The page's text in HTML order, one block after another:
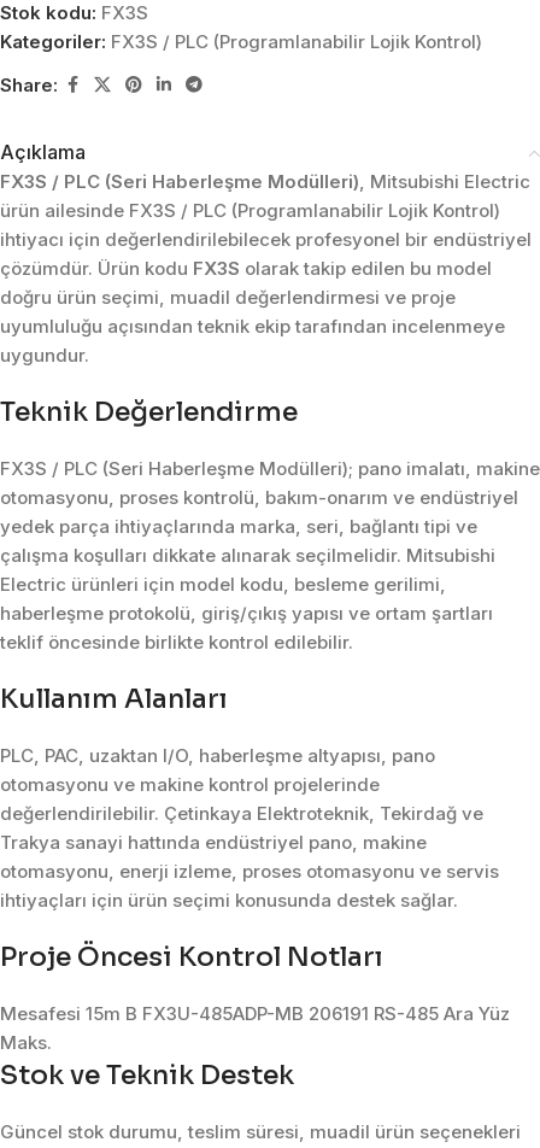
Stok kodu: FX3S
Kategoriler: FX3S / PLC (Programlanabilir Lojik Kontrol)
Share:
Açıklama
FX3S / PLC (Seri Haberleşme Modülleri), Mitsubishi Electric
ürün ailesinde FX3S / PLC (Programlanabilir Lojik Kontrol)
ihtiyacı için değerlendirilebilecek profesyonel bir endüstriyel
çözümdür. Ürün kodu FX3S olarak takip edilen bu model
doğru ürün seçimi, muadil değerlendirmesi ve proje
uyumluluğu açısından teknik ekip tarafından incelenmeye
uygundur.
Teknik Değerlendirme
FX3S / PLC (Seri Haberleşme Modülleri); pano imalatı, makine
otomasyonu, proses kontrolü, bakım-onarım ve endüstriyel
yedek parça ihtiyaçlarında marka, seri, bağlantı tipi ve
çalışma koşulları dikkate alınarak seçilmelidir. Mitsubishi
Electric ürünleri için model kodu, besleme gerilimi,
haberleşme protokolü, giriş/çıkış yapısı ve ortam şartları
teklif öncesinde birlikte kontrol edilebilir.
Kullanım Alanları
PLC, PAC, uzaktan I/O, haberleşme altyapısı, pano
otomasyonu ve makine kontrol projelerinde
değerlendirilebilir. Çetinkaya Elektroteknik, Tekirdağ ve
Trakya sanayi hattında endüstriyel pano, makine
otomasyonu, enerji izleme, proses otomasyonu ve servis
ihtiyaçları için ürün seçimi konusunda destek sağlar.
Proje Öncesi Kontrol Notları
Mesafesi 15m B FX3U-485ADP-MB 206191 RS-485 Ara Yüz
Maks.
Stok ve Teknik Destek
Güncel stok durumu, teslim süresi, muadil ürün seçenekleri